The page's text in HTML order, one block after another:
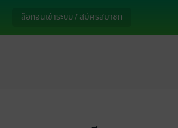
ล็อกอินเข้าระบบ / สมัครสมาชิก